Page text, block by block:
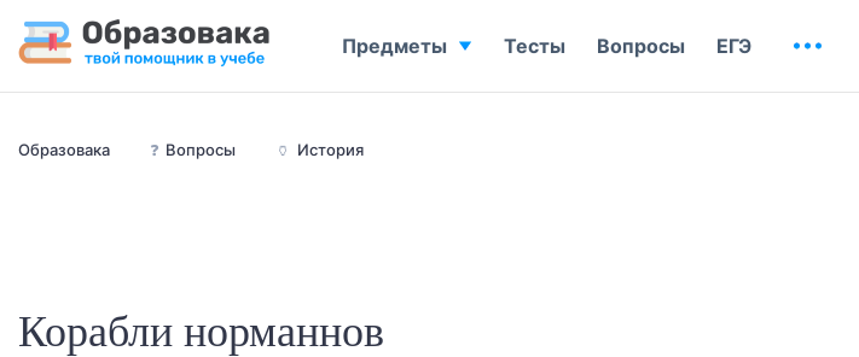
Образовака ❓ Вопросы 🏺 История
Корабли норманнов
Предметы Тесты Вопросы ЕГЭ